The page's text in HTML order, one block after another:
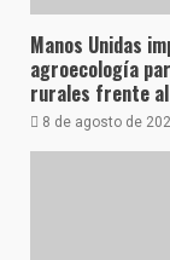
Manos Unidas
agroecología
rurales frente
8 de agosto de